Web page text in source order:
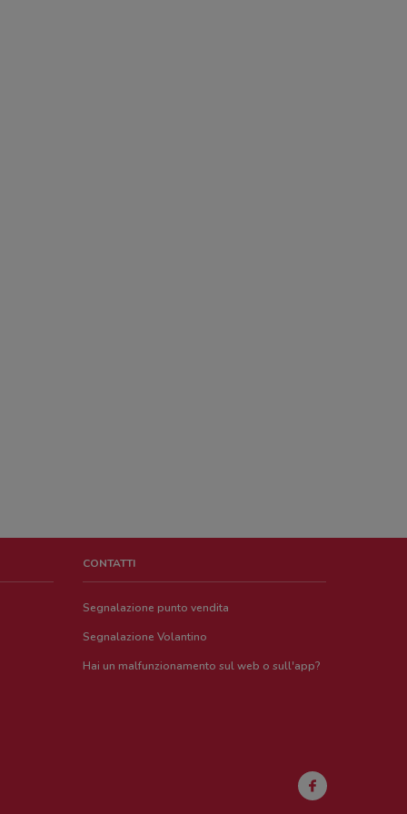
CONTATTI
Segnalazione punto vendita
Segnalazione Volantino
Hai un malfunzionamento sul web o sull'app?